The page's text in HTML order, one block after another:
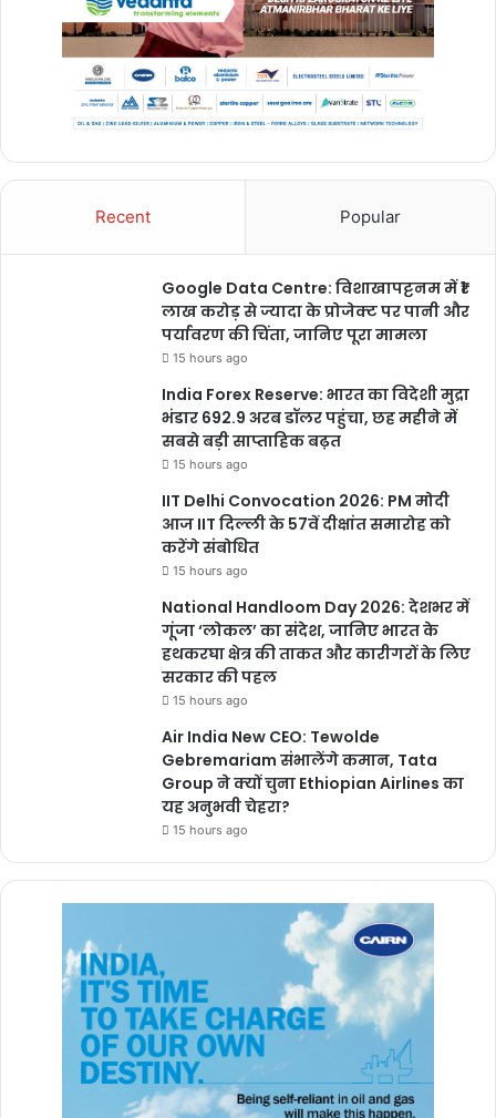
Recent Popular
Google Data Centre: विशाखापट्टनम में ₹1
लाख करोड़ से ज्यादा के प्रोजेक्ट पर पानी और
पर्यावरण की चिंता, जानिए पूरा मामला
15 hours ago
India Forex Reserve: भारत का विदेशी मुद्रा
भंडार 692.9 अरब डॉलर पहुंचा, छह महीने में
सबसे बड़ी साप्ताहिक बढ़त
15 hours ago
IIT Delhi Convocation 2026: PM मोदी
आज IIT दिल्ली के 57वें दीक्षांत समारोह को
करेंगे संबोधित
15 hours ago
National Handloom Day 2026: देशभर में
गूंजा ‘लोकल’ का संदेश, जानिए भारत के
हथकरघा क्षेत्र की ताकत और कारीगरों के लिए
सरकार की पहल
15 hours ago
Air India New CEO: Tewolde
Gebremariam संभालेंगे कमान, Tata
Group ने क्यों चुना Ethiopian Airlines का
यह अनुभवी चेहरा?
15 hours ago